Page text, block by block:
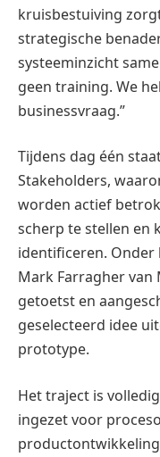
kruisbestuiving
strategische
systeeminzicht
geen training. We
businessvraag.”
Tijdens dag één
Stakeholders,
worden actief
scherp te stellen en
identificeren. Onder
Mark Farragher van
getoetst en
geselecteerd idee
prototype.
Het traject is
ingezet voor